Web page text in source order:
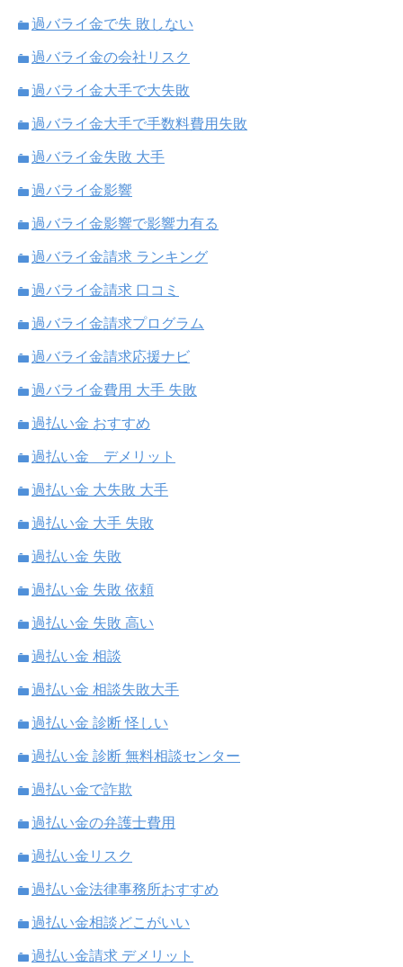
過バライ金で失 敗しない
過バライ金の会社リスク
過バライ金大手で大失敗
過バライ金大手で手数料費用失敗
過バライ金失敗 大手
過バライ金影響
過バライ金影響で影響力有る
過バライ金請求 ランキング
過バライ金請求 口コミ
過バライ金請求プログラム
過バライ金請求応援ナビ
過バライ金費用 大手 失敗
過払い金 おすすめ
過払い金 デメリット
過払い金 大失敗 大手
過払い金 大手 失敗
過払い金 失敗
過払い金 失敗 依頼
過払い金 失敗 高い
過払い金 相談
過払い金 相談失敗大手
過払い金 診断 怪しい
過払い金 診断 無料相談センター
過払い金で詐欺
過払い金の弁護士費用
過払い金リスク
過払い金法律事務所おすすめ
過払い金相談どこがいい
過払い金請求 デメリット